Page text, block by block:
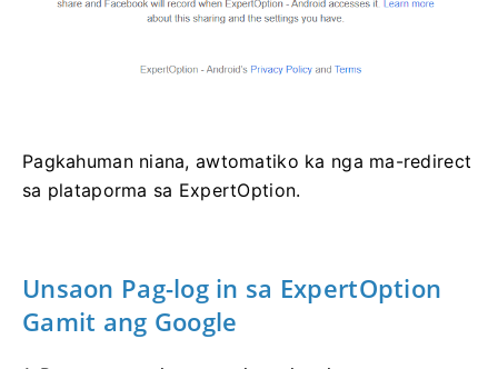
Pagkahuman niana, awtomatiko ka nga ma-redirect
sa plataporma sa ExpertOption.
Unsaon Pag-log in sa ExpertOption
Gamit ang Google